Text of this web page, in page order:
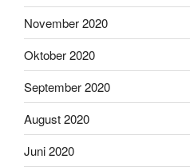
November 2020
Oktober 2020
September 2020
August 2020
Juni 2020